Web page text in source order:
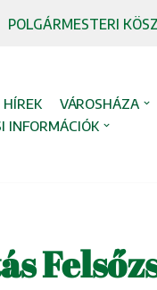
POLGÁRMESTERI
HÍREK VÁROSHÁZA
INFORMÁCIÓK